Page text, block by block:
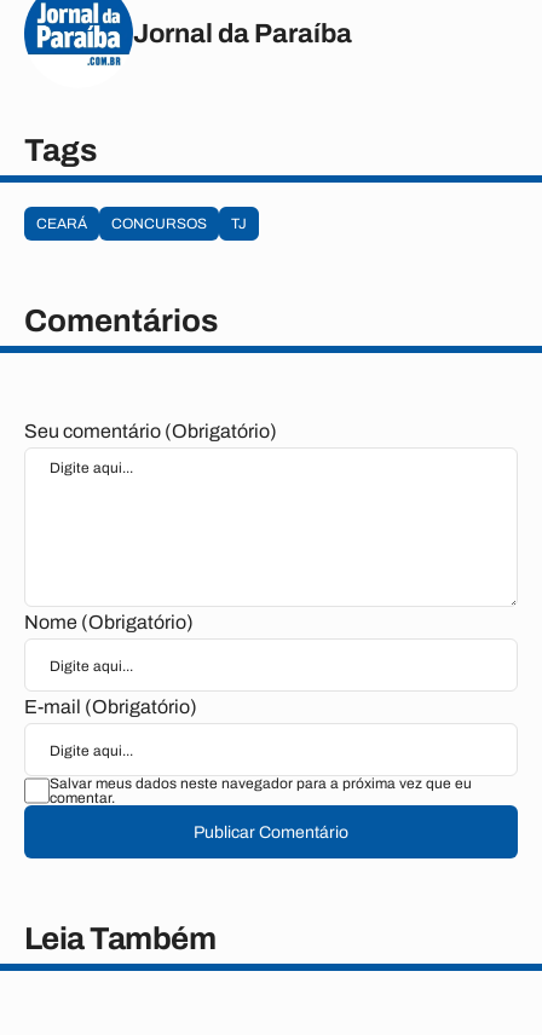
Jornal da Paraíba
Tags
CEARÁ CONCURSOS TJ
Comentários
Seu comentário (Obrigatório)
Nome (Obrigatório)
E-mail (Obrigatório)
Salvar meus dados neste navegador para a próxima vez que eu
comentar.
Publicar Comentário
Leia Também